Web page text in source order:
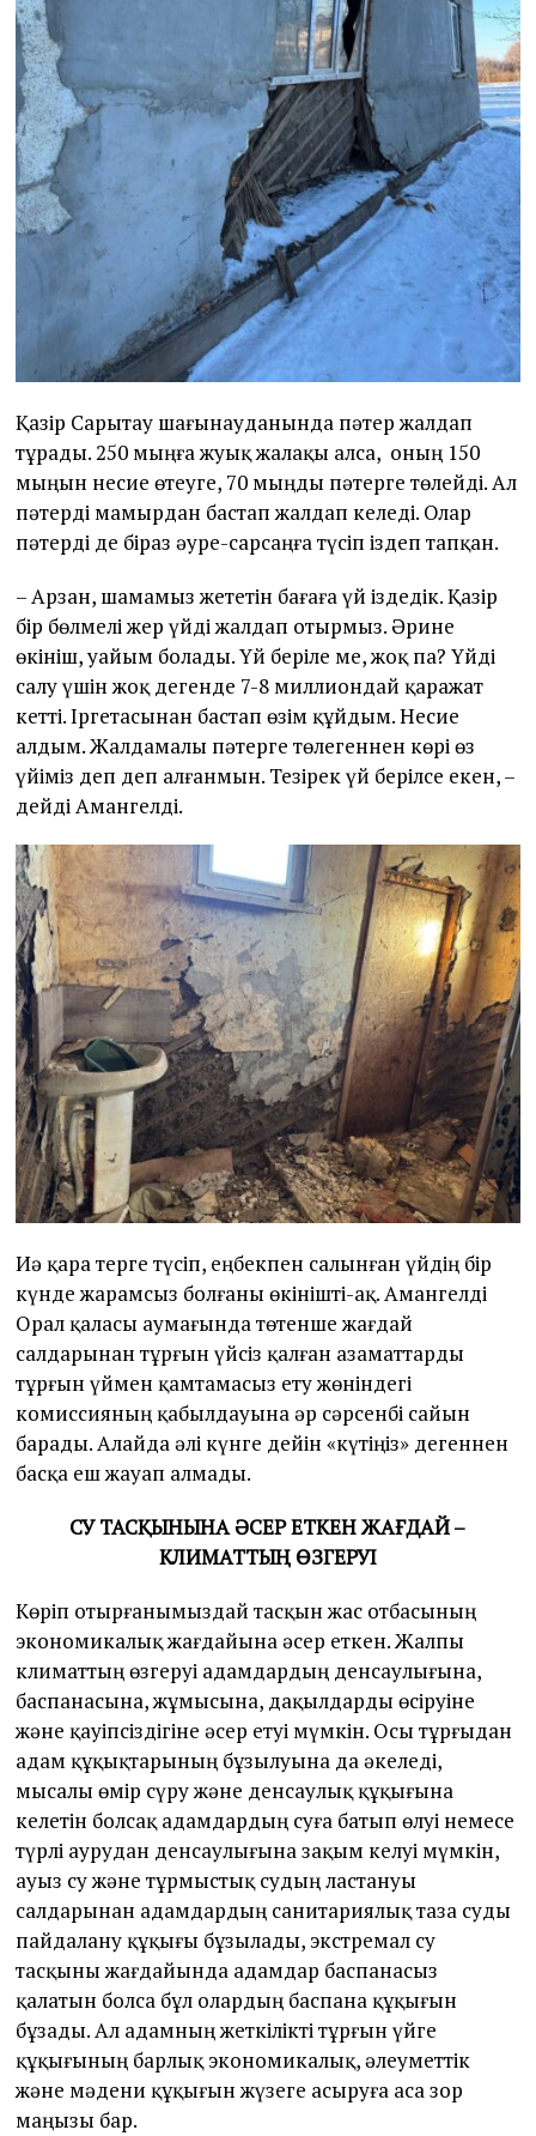
Қазір Сарытау шағынауданында пәтер жалдап
тұрады. 250 мыңға жуық жалақы алса, оның 150
мыңын несие өтеуге, 70 мыңды пәтерге төлейді. Ал
пәтерді мамырдан бастап жалдап келеді. Олар
пәтерді де біраз әуре-сарсаңға түсіп іздеп тапқан.
– Арзан, шамамыз жететін бағаға үй іздедік. Қазір
бір бөлмелі жер үйді жалдап отырмыз. Әрине
өкініш, уайым болады. Үй беріле ме, жоқ па? Үйді
салу үшін жоқ дегенде 7-8 миллиондай қаражат
кетті. Іргетасынан бастап өзім құйдым. Несие
алдым. Жалдамалы пәтерге төлегеннен көрі өз
үйіміз деп деп алғанмын. Тезірек үй берілсе екен, –
дейді Амангелді.
Иә қара терге түсіп, еңбекпен салынған үйдің бір
күнде жарамсыз болғаны өкінішті-ақ. Амангелді
Орал қаласы аумағында төтенше жағдай
салдарынан тұрғын үйсіз қалған азаматтарды
тұрғын үймен қамтамасыз ету жөніндегі
комиссияның қабылдауына әр сәрсенбі сайын
барады. Алайда әлі күнге дейін «күтіңіз» дегеннен
басқа еш жауап алмады.
СУ ТАСҚЫНЫНА ӘСЕР ЕТКЕН ЖАҒДАЙ –
КЛИМАТТЫҢ ӨЗГЕРУІ
Көріп отырғанымыздай тасқын жас отбасының
экономикалық жағдайына әсер еткен. Жалпы
климаттың өзгеруі адамдардың денсаулығына,
баспанасына, жұмысына, дақылдарды өсіруіне
және қауіпсіздігіне әсер етуі мүмкін. Осы тұрғыдан
адам құқықтарының бұзылуына да әкеледі,
мысалы өмір сүру және денсаулық құқығына
келетін болсақ адамдардың суға батып өлуі немесе
түрлі аурудан денсаулығына зақым келуі мүмкін,
ауыз су және тұрмыстық судың ластануы
салдарынан адамдардың санитариялық таза суды
пайдалану құқығы бұзылады, экстремал су
тасқыны жағдайында адамдар баспанасыз
қалатын болса бұл олардың баспана құқығын
бұзады. Ал адамның жеткілікті тұрғын үйге
құқығының барлық экономикалық, әлеуметтік
және мәдени құқығын жүзеге асыруға аса зор
маңызы бар.